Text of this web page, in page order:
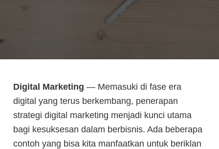
Digital Marketing — Memasuki di fase era
digital yang terus berkembang, penerapan
strategi digital marketing menjadi kunci utama
bagi kesuksesan dalam berbisnis. Ada beberapa
contoh yang bisa kita manfaatkan untuk beriklan